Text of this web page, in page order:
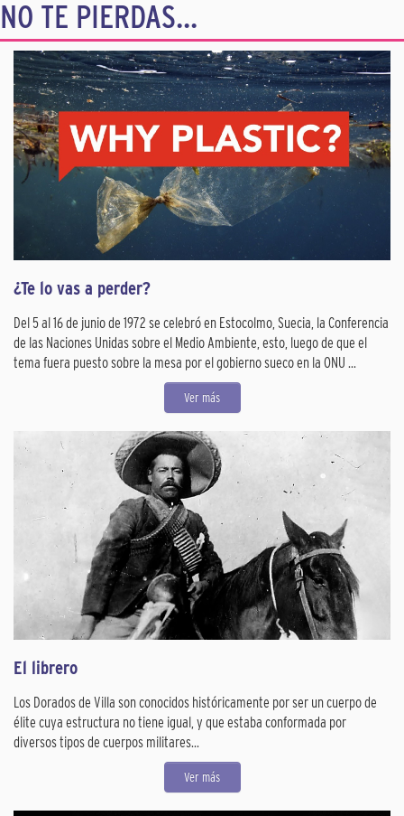
NO TE PIERDAS...
¿Te lo vas a perder?
Del 5 al 16 de junio de 1972 se celebró en Estocolmo, Suecia, la Conferencia
de las Naciones Unidas sobre el Medio Ambiente, esto, luego de que el
tema fuera puesto sobre la mesa por el gobierno sueco en la ONU ...
Ver más
El librero
Los Dorados de Villa son conocidos históricamente por ser un cuerpo de
élite cuya estructura no tiene igual, y que estaba conformada por
diversos tipos de cuerpos militares...
Ver más